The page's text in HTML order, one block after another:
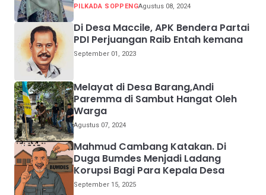
PILKADA SOPPENGAgustus 08, 2024
Di Desa Maccile, APK Bendera Partai
PDI Perjuangan Raib Entah kemana
September 01, 2023
Melayat di Desa Barang,Andi
Paremma di Sambut Hangat Oleh
Warga
Agustus 07, 2024
Mahmud Cambang Katakan. Di
Duga Bumdes Menjadi Ladang
Korupsi Bagi Para Kepala Desa
September 15, 2025